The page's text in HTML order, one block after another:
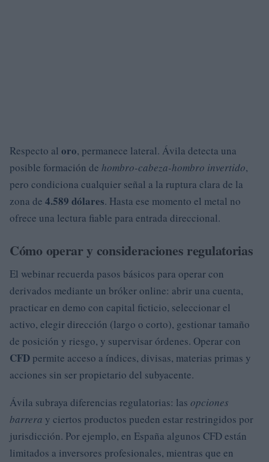
Respecto al oro, permanece lateral. Ávila detecta una
posible formación de hombro-cabeza-hombro invertido,
pero condiciona cualquier señal a la ruptura clara de la
zona de 4.589 dólares. Hasta ese momento el metal no
ofrece una lectura fiable para entrada direccional.
Cómo operar y consideraciones regulatorias
El webinar recuerda pasos básicos para operar con
derivados mediante un bróker online: abrir una cuenta,
practicar en demo con capital ficticio, seleccionar el
activo, elegir dirección (largo o corto), gestionar tamaño
de posición y riesgo, y supervisar órdenes. Operar con
CFD permite acceso a índices, divisas, materias primas y
acciones sin ser propietario del subyacente.
Ávila subraya diferencias regulatorias: las opciones
barrera y ciertos productos pueden estar restringidos por
jurisdicción. Por ejemplo, en España algunos CFD están
limitados a inversores profesionales, mientras que en